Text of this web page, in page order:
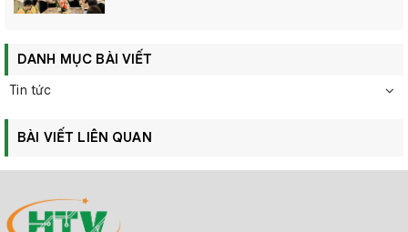
DANH MỤC BÀI VIẾT
Tin tức
BÀI VIẾT LIÊN QUAN